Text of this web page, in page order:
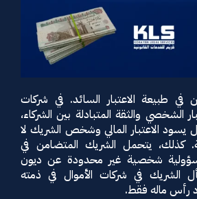
في طبيعة الاعتبار السائد. في شركات
الشخصي والثقة المتبادلة بين الشركاء،
يسود الاعتبار المالي وشخص الشريك لا
كذلك، يتحمل الشريك المتضامن في
شخصية غير محدودة عن ديون
الشريك في شركات الأموال في ذمته
رأس ماله فقط.